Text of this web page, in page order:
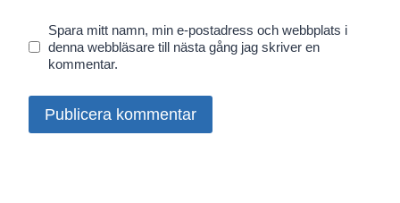
Spara mitt namn, min e-postadress och webbplats i
denna webbläsare till nästa gång jag skriver en
kommentar.